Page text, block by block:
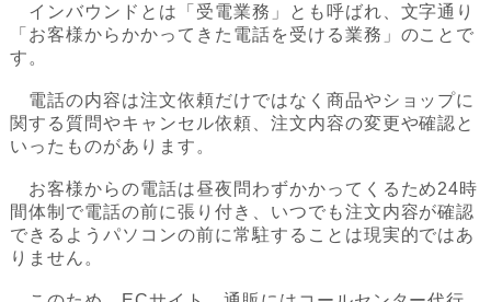
インバウンドとは「受電業務」とも呼ばれ、文字通り
「お客様からかかってきた電話を受ける業務」のことで
す。
電話の内容は注文依頼だけではなく商品やショップに
関する質問やキャンセル依頼、注文内容の変更や確認と
いったものがあります。
お客様からの電話は昼夜問わずかかってくるため24時
間体制で電話の前に張り付き、いつでも注文内容が確認
できるようパソコンの前に常駐することは現実的ではあ
りません。